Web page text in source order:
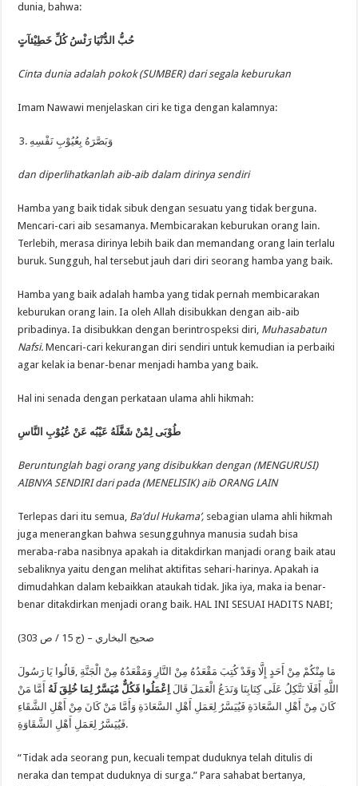
dunia, bahwa:
حُبُّ الدُّنْيَا رَئْسُ كُلِّ خَطِيْئآتٍ
Cinta dunia adalah pokok(SUMBER) dari segala keburukan
Imam Nawawi menjelaskan ciri ke tiga dengan kalamnya:
وَبَصَّرَهُ بِعُيُوْبِ نَفْسِهِ
dan diperlihatkanlah aib-aib dalam dirinya sendiri
Hamba yang baik tidak sibuk dengan sesuatu yang tidak berguna.
Mencari-cari aib sesamanya. Membicarakan keburukan orang lain.
Terlebih, merasa dirinya lebih baik dan memandang orang lain terlalu
buruk. Sungguh, hal tersebut jauh dari diri seorang hamba yang baik.
Hamba yang baik adalah hamba yang tidak pernah membicarakan
keburukan orang lain. Ia oleh Allah disibukkan dengan aib-aib
pribadinya. Ia disibukkan dengan berintrospeksi diri, Muhasabatun
Nafsi.Mencari-cari kekurangan diri sendiri untuk kemudian ia perbaiki
agar kelak ia benar-benar menjadi hamba yang baik.
Hal ini senada dengan perkataan ulama ahli hikmah:
طُوْبَى لِمْنْ شَغَّلَهُ عَيْبُه عَنْ عُيُوْبِ النَّاسِ
Beruntunglah bagi orang yang disibukkan dengan (MENGURUSI)
AIBNYA SENDIRIdari pada (MENELISIK) aib ORANG LAIN
Terlepas dari itu semua, Ba’dul Hukama’, sebagian ulama ahli hikmah
juga menerangkan bahwa sesungguhnya manusia sudah bisa
meraba-raba nasibnya apakah ia ditakdirkan manjadi orang baik atau
sebaliknya yaitu dengan melihat aktifitas sehari-harinya. Apakah ia
dimudahkan dalam kebaikkan ataukah tidak. Jika iya, maka ia benar-
benar ditakdirkan menjadi orang baik. HAL INI SESUAI HADITS NABI;
صحيح البخاري – (ج 15 / ص 303)
مَا مِنْكُمْ مِنْ أَحَدٍ إِلَّا وَقَدْ كُتِبَ مَقْعَدُهُ مِنْ النَّارِ وَمَقْعَدُهُ مِنْ الْجَنَّةِ ,قَالُوا يَا رَسُولَ
اللَّهِ أَفَلَا نَتَّكِلُ عَلَى كِتَابِنَا وَنَدَعُ الْعَمَلَ قَالَ اِعْمَلُوا فَكُلٌّ مُيَسَّرٌ لِمَا خُلِقَ لَهُ أَمَّا مَنْ
كَانَ مِنْ أَهْلِ السَّعَادَةِ فَيُيَسَّرُ لِعَمَلِ أَهْلِ السَّعَادَةِ وَأَمَّا مَنْ كَانَ مِنْ أَهْلِ الشَّقَاءِ
فَيُيَسَّرُ لِعَمَلِ أَهْلِ الشَّقَاوَةِ.
“Tidak ada seorang pun, kecuali tempat duduknya telah ditulis di
neraka dan tempat duduknya di surga.” Para sahabat bertanya,